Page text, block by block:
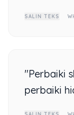
SALIN TEKS
"Perbaiki
perbaiki